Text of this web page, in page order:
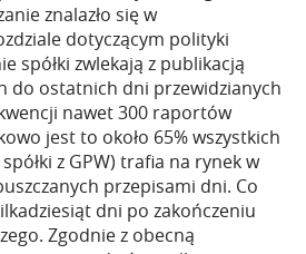
znalazło się w
dotyczącym polityki
spółki zwlekają z publikacją
do ostatnich dni przewidzianych
nawet 300 raportów
jest to około 65% wszystkich
z GPW) trafia na rynek w
przepisami dni. Co
dni po zakończeniu
Zgodnie z obecną